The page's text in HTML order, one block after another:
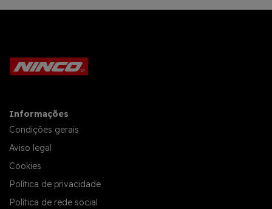
Informações
Condições gerais
Aviso legal
Cookies
Política de privacidade
Política de rede social